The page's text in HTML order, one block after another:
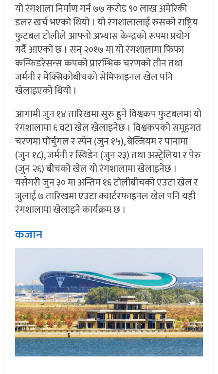
यो रंगशाला निर्माण गर्न ७७ करोड ९० लाख अमेरिकी
डलर खर्च भएको थियो । यो रंगशालालाई रुसको राष्ट्रिय
फुटबल टोलीले आफ्नो अभ्यास केन्द्रको रूपमा प्रयोग
गर्दै आएको छ । सन् २०१७ मा यो रंगशालामा फिफा
कन्फिडरेसन्स कपको प्रारम्भिक चरणको तीन तथा
जर्मनी र मेक्सिकोबीचको सेमिफाइनल खेल पनि
खेलाइएको थियो ।
आगामी जुन १४ तारिखमा सुरु हुने विश्वकप फुटबलमा यो
रंगशालामा ६ वटा खेल खेलाइनेछ । विश्वकपको समूहगत
चरणमा पोर्चुगल र स्पेन (जुन १५), बेल्जियम र पानामा
(जुन १८), जर्मनी र स्विडेन (जुन २३) तथा अस्ट्रेलिया र पेरु
(जुन २६) बीचको खेल यो रंगशालामा खेलाइनेछ ।
यसैगरी जुन ३० मा अन्तिम १६ टोलीबीचको एउटा खेल र
जुलाई ७ तारिखमा एउटा क्वार्टरफाइनल खेल पनि यही
रंगशालामा खेलाइने कार्यक्रम छ ।
कजान